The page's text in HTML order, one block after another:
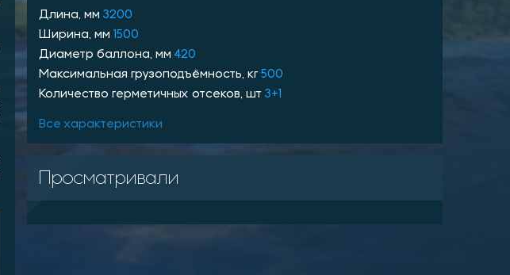
Длина, мм 3200
Ширина, мм
1500
Диаметр баллона, мм 420
Максимальная грузоподъёмность, кг 500
Количество герметичных отсеков, шт 3+1
Все характеристики
Просматривали